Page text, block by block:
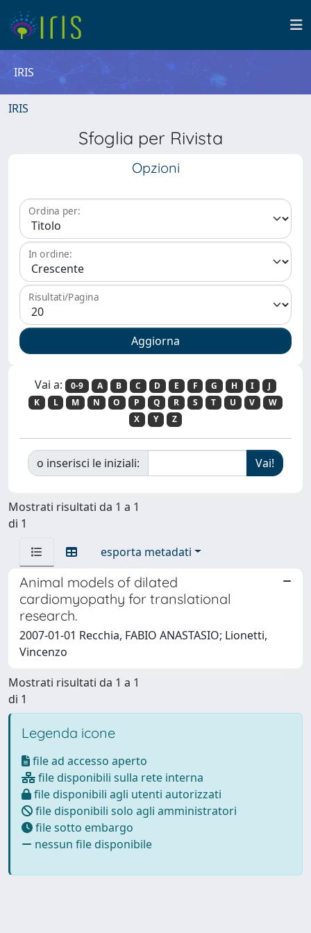
IRIS
IRIS
Sfoglia per Rivista
Opzioni
Ordina per:
In ordine:
Risultati/Pagina
Vai a: 0-9 A B C D E F G H I
J
K
L M N O P Q R S T U V
W
X
Y Z
o inserisci le iniziali:
Mostrati risultati da 1 a 1
di 1
esporta metadati
Animal models of dilated
cardiomyopathy for translational
research.
2007-01-01 Recchia, FABIO ANASTASIO; Lionetti,
Vincenzo
Mostrati risultati da 1 a 1
di 1
Legenda icone
file ad accesso aperto
file disponibili sulla rete interna
file disponibili agli utenti autorizzati
file disponibili solo agli amministratori
file sotto embargo
nessun file disponibile